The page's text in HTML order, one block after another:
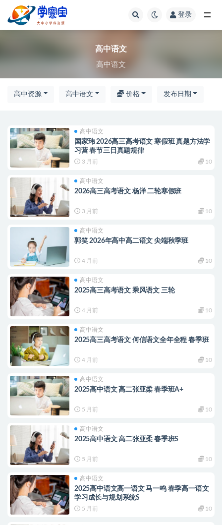
登录
高中语文
高中语文
高中资源 高中语文 价格 发布日期
高中语文
国家玮 2026高三高考语文 寒假班 真题方法学
习营 春节三日真题规律
3 月前 10
高中语文
2026高三高考语文 杨洋 二轮寒假班
3 月前 10
高中语文
郭笑 2026年高中高二语文 尖端秋季班
4 月前 10
高中语文
2025高三高考语文 乘风语文 三轮
4 月前 10
高中语文
2025高三高考语文 何信语文全年全程 春季班
4 月前 10
高中语文
2025高中语文 高二张亚柔 春季班A+
5 月前 10
高中语文
2025高中语文 高二张亚柔 春季班S
5 月前 10
高中语文
2025高中语文高一语文 马一鸣 春季高一语文
学习成长与规划系统S
5 月前 10
全部